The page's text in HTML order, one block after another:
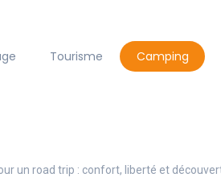
Tourisme Camping
un road trip : confort, liberté et